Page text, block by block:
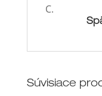
C.
Súvisiace